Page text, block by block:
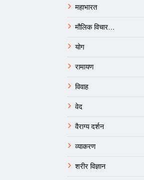
महाभारत
मौलिक विचार…
योग
रामायण
विवाह
वेद
वैराग्य दर्शन
व्याकरण
शरीर विज्ञान